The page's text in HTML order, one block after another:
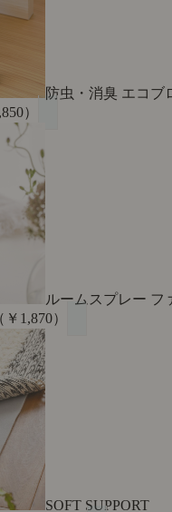
防虫・消臭 エコブ
）
ルームスプレー フ
1,870）
SOFT SUPPORT